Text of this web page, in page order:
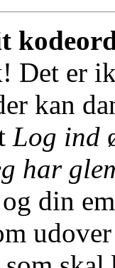
Det er
kan
Log ind
har
din